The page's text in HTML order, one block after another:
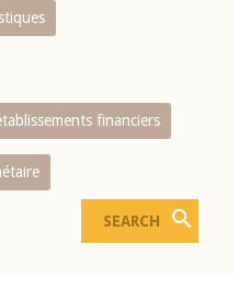
financiers